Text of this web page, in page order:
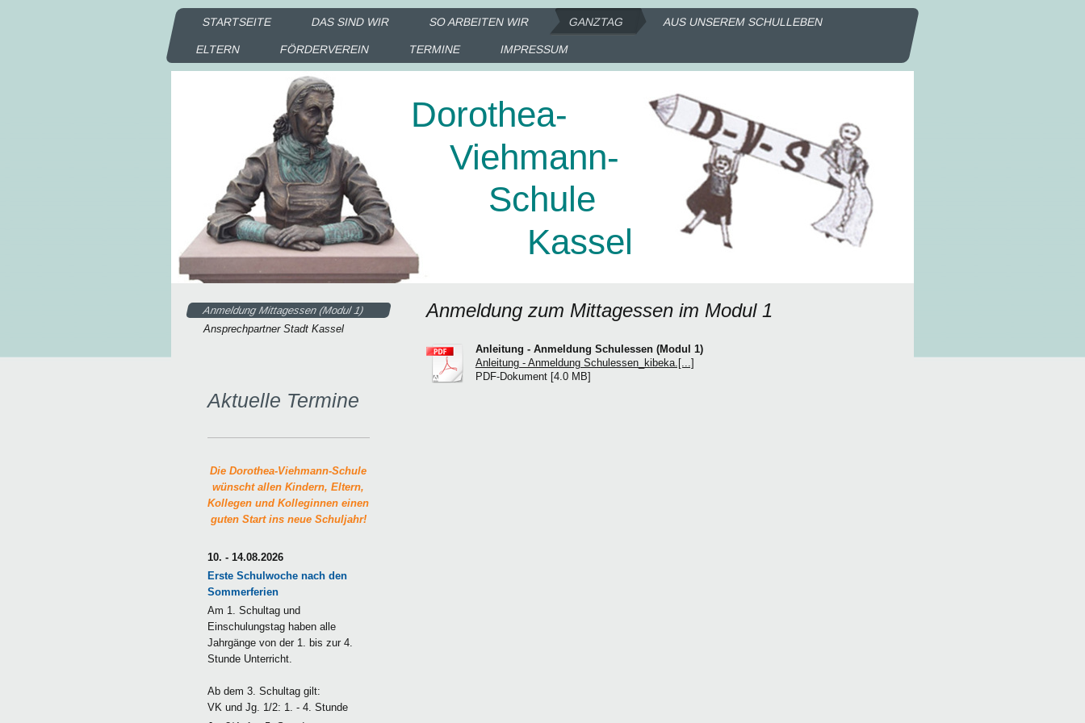
STARTSEITE DAS SIND WIR SO ARBEITEN WIR GANZTAG AUS UNSEREM SCHULLEBEN
ELTERN FÖRDERVEREIN TERMINE IMPRESSUM
Dorothea-
Viehmann-
Schule
Kassel
Anmeldung zum Mittagessen im Modul 1
Anleitung - Anmeldung Schulessen (Modul 1)
Anleitung - Anmeldung Schulessen_kibeka.[...]
PDF-Dokument [4.0 MB]
Anmeldung Mittagessen (Modul 1)
Ansprechpartner Stadt Kassel
Aktuelle Termine
Die Dorothea-Viehmann-Schule
wünscht allen Kindern, Eltern,
Kollegen und Kolleginnen einen
guten Start ins neue Schuljahr!
10. - 14.08.2026
Erste Schulwoche nach den
Sommerferien
Am 1. Schultag und
Einschulungstag haben alle
Jahrgänge von der 1. bis zur 4.
Stunde Unterricht.
Ab dem 3. Schultag gilt:
VK und Jg. 1/2: 1. - 4. Stunde